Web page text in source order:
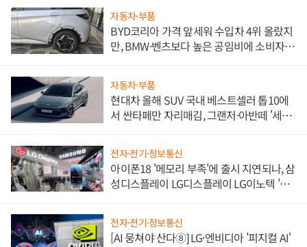
자동차·부품
BYD코리아 가격 앞세워 수입차 4위 올랐지
만, BMW·벤츠보다 높은 공임비에 소비자
자동차·부품
현대차 올해 SUV 국내 베스트셀러 톱10에
서 싼타페만 자리매김, 그랜저·아반떼 '세단
전자·전기·정보통신
아이폰18 '메모리 부족'에 출시 지연되나, 삼
성디스플레이 LG디스플레이 LG이노텍 '탈
전자·전기·정보통신
[AI 뭉쳐야 산다⑧] LG·엔비디아 '피지컬 AI'